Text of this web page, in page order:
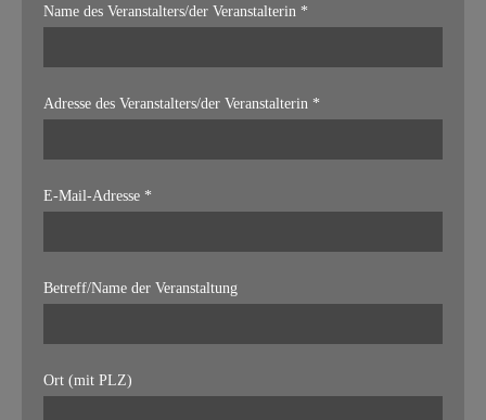
Name des Veranstalters/der Veranstalterin *
Adresse des Veranstalters/der Veranstalterin *
E-Mail-Adresse *
Betreff/Name der Veranstaltung
Ort (mit PLZ)